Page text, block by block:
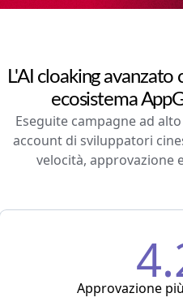
L'AI cloaking
ecosistema
Eseguite campagne ad
account di sviluppatori
velocità, approvazione
Approvazione